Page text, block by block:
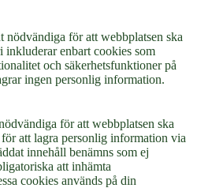
nödvändiga för att webbplatsen ska
enbart cookies som
och säkerhetsfunktioner på
ingen personlig information.
för att webbplatsen ska
att lagra personlig information via
innehåll benämns som ej
att inhämta
cookies används på din